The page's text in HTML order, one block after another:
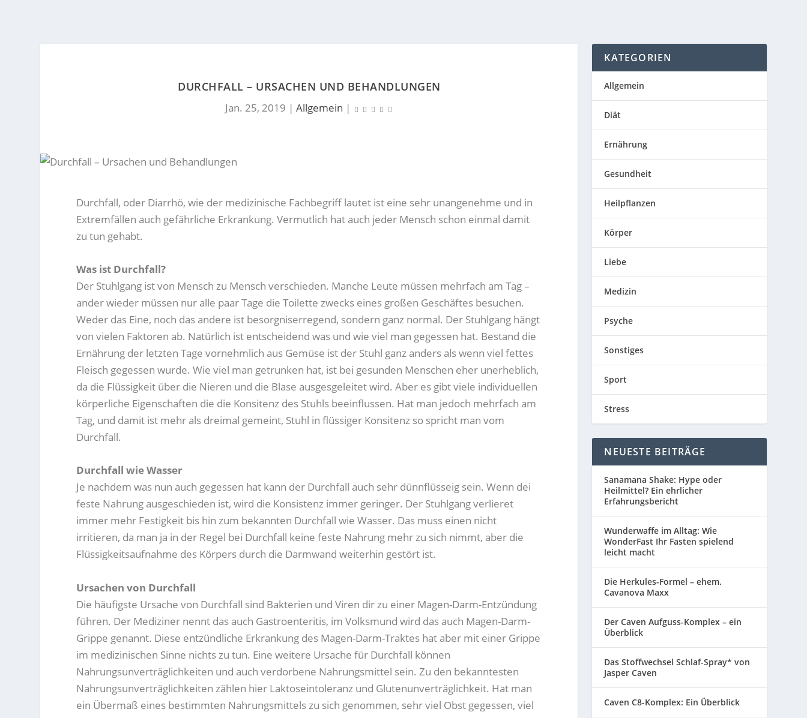
DURCHFALL – URSACHEN UND BEHANDLUNGEN
Jan. 25, 2019 |Allgemein |
Durchfall, oder Diarrhö, wie der medizinische Fachbegriff lautet ist eine sehr unangenehme und in
Extremfällen auch gefährliche Erkrankung. Vermutlich hat auch jeder Mensch schon einmal damit
zu tun gehabt.
Was ist Durchfall?
Der Stuhlgang ist von Mensch zu Mensch verschieden. Manche Leute müssen mehrfach am Tag –
ander wieder müssen nur alle paar Tage die Toilette zwecks eines großen Geschäftes besuchen.
Weder das Eine, noch das andere ist besorgniserregend, sondern ganz normal. Der Stuhlgang hängt
von vielen Faktoren ab. Natürlich ist entscheidend was und wie viel man gegessen hat. Bestand die
Ernährung der letzten Tage vornehmlich aus Gemüse ist der Stuhl ganz anders als wenn viel fettes
Fleisch gegessen wurde. Wie viel man getrunken hat, ist bei gesunden Menschen eher unerheblich,
da die Flüssigkeit über die Nieren und die Blase ausgesgeleitet wird. Aber es gibt viele individuellen
körperliche Eigenschaften die die Konsitenz des Stuhls beeinflussen. Hat man jedoch mehrfach am
Tag, und damit ist mehr als dreimal gemeint, Stuhl in flüssiger Konsitenz so spricht man vom
Durchfall.
Durchfall wie Wasser
Je nachdem was nun auch gegessen hat kann der Durchfall auch sehr dünnflüsseig sein. Wenn dei
feste Nahrung ausgeschieden ist, wird die Konsistenz immer geringer. Der Stuhlgang verlieret
immer mehr Festigkeit bis hin zum bekannten Durchfall wie Wasser. Das muss einen nicht
irritieren, da man ja in der Regel bei Durchfall keine feste Nahrung mehr zu sich nimmt, aber die
Flüssigkeitsaufnahme des Körpers durch die Darmwand weiterhin gestört ist.
Ursachen von Durchfall
Die häufigste Ursache von Durchfall sind Bakterien und Viren dir zu einer Magen-Darm-Entzündung
führen. Der Mediziner nennt das auch Gastroenteritis, im Volksmund wird das auch Magen-Darm-
Grippe genannt. Diese entzündliche Erkrankung des Magen-Darm-Traktes hat aber mit einer Grippe
im medizinischen Sinne nichts zu tun. Eine weitere Ursache für Durchfall können
Nahrungsunverträglichkeiten und auch verdorbene Nahrungsmittel sein. Zu den bekanntesten
Nahrungsunverträglichkeiten zählen hier Laktoseintoleranz und Glutenunverträglichkeit. Hat man
ein Übermaß eines bestimmten Nahrungsmittels zu sich genommen, sehr viel Obst gegessen, viel
KATEGORIEN
Allgemein
Diät
Ernährung
Gesundheit
Heilpflanzen
Körper
Liebe
Medizin
Psyche
Sonstiges
Sport
Stress
NEUESTE BEITRÄGE
Sanamana Shake: Hype oder
Heilmittel? Ein ehrlicher
Erfahrungsbericht
Wunderwaffe im Alltag: Wie
WonderFast Ihr Fasten spielend
leicht macht
Die Herkules-Formel – ehem.
Cavanova Maxx
Der Caven Aufguss-Komplex – ein
Überblick
Das Stoffwechsel Schlaf-Spray* von
Jasper Caven
Caven C8-Komplex: Ein Überblick